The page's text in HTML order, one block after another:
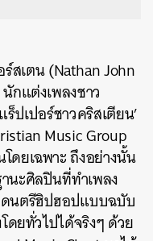
สเตน (Nathan John
กแต่งเพลงชาว
ปเปอร์ชาวคริสเตียน’
Music Group
ดยเฉพาะ ถึงอย่างนั้น
นะศิลปินที่ทำเพลง
นตรีฮิปฮอปแบบฉบับ
ดยทั่วไปได้จริงๆ ด้วย